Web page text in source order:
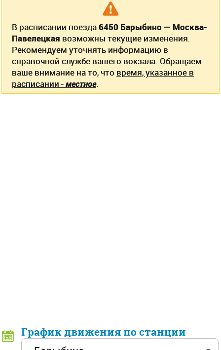
В расписании поезда6450 Барыбино — Москва-
Павелецкая возможны текущие изменения.
Рекомендуем уточнять информацию в
справочной службе вашего вокзала. Обращаем
ваше внимание на то, что время, указанное в
расписании -местное.
График движения по станции